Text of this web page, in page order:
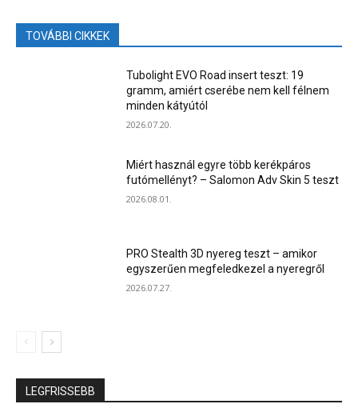
TOVÁBBI CIKKEK
Tubolight EVO Road insert teszt: 19
gramm, amiért cserébe nem kell félnem
minden kátyútól
2026.07.20.
Miért használ egyre több kerékpáros
futómellényt? – Salomon Adv Skin 5 teszt
2026.08.01.
PRO Stealth 3D nyereg teszt – amikor
egyszerűen megfeledkezel a nyeregről
2026.07.27.
LEGFRISSEBB